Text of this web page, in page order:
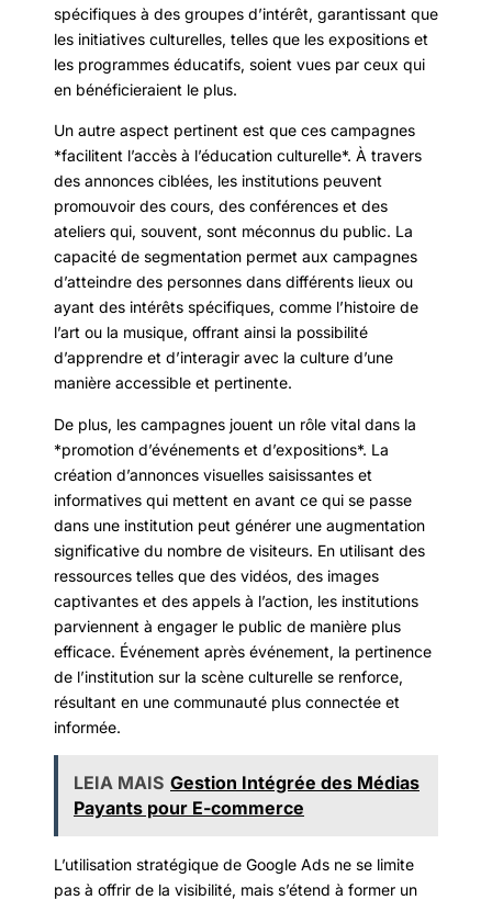
spécifiques à des groupes d’intérêt, garantissant que
les initiatives culturelles, telles que les expositions et
les programmes éducatifs, soient vues par ceux qui
en bénéficieraient le plus.
Un autre aspect pertinent est que ces campagnes
*facilitent l’accès à l’éducation culturelle*. À travers
des annonces ciblées, les institutions peuvent
promouvoir des cours, des conférences et des
ateliers qui, souvent, sont méconnus du public. La
capacité de segmentation permet aux campagnes
d’atteindre des personnes dans différents lieux ou
ayant des intérêts spécifiques, comme l’histoire de
l’art ou la musique, offrant ainsi la possibilité
d’apprendre et d’interagir avec la culture d’une
manière accessible et pertinente.
De plus, les campagnes jouent un rôle vital dans la
*promotion d’événements et d’expositions*. La
création d’annonces visuelles saisissantes et
informatives qui mettent en avant ce qui se passe
dans une institution peut générer une augmentation
significative du nombre de visiteurs. En utilisant des
ressources telles que des vidéos, des images
captivantes et des appels à l’action, les institutions
parviennent à engager le public de manière plus
efficace. Événement après événement, la pertinence
de l’institution sur la scène culturelle se renforce,
résultant en une communauté plus connectée et
informée.
LEIA MAIS Gestion Intégrée des Médias
Payants pour E-commerce
L’utilisation stratégique de Google Ads ne se limite
pas à offrir de la visibilité, mais s’étend à former un